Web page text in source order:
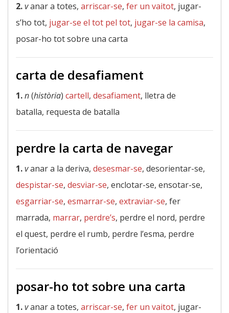
2.vanar a totes, arriscar-se, fer un vaitot, jugar-
s’ho tot, jugar-se el tot pel tot, jugar-se la camisa,
posar-ho tot sobre una carta
carta de desafiament
1.n(història) cartell, desafiament, lletra de
batalla, requesta de batalla
perdre la carta de navegar
1.vanar a la deriva, desesmar-se, desorientar-se,
despistar-se, desviar-se, enclotar-se, ensotar-se,
esgarriar-se, esmarrar-se, extraviar-se, fer
marrada, marrar, perdre’s, perdre el nord, perdre
el quest, perdre el rumb, perdre l’esma, perdre
l’orientació
posar-ho tot sobre una carta
1.vanar a totes, arriscar-se, fer un vaitot, jugar-